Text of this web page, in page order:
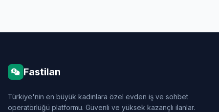
Fastilan
Türkiye'nin en büyük kadınlara özel evden iş ve sohbet
operatörlüğü platformu. Güvenli ve yüksek kazançlı ilanlar.